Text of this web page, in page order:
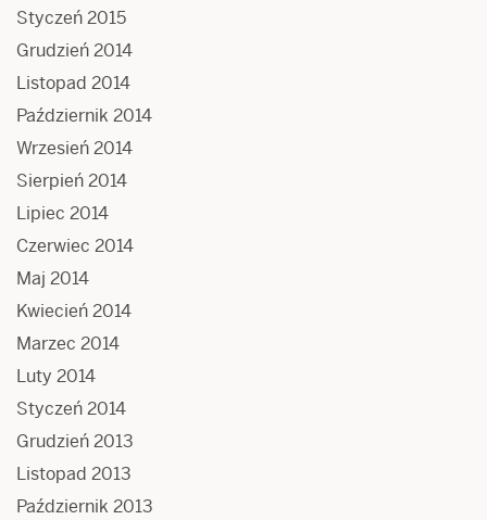
Styczeń 2015
Grudzień 2014
Listopad 2014
Październik 2014
Wrzesień 2014
Sierpień 2014
Lipiec 2014
Czerwiec 2014
Maj 2014
Kwiecień 2014
Marzec 2014
Luty 2014
Styczeń 2014
Grudzień 2013
Listopad 2013
Październik 2013